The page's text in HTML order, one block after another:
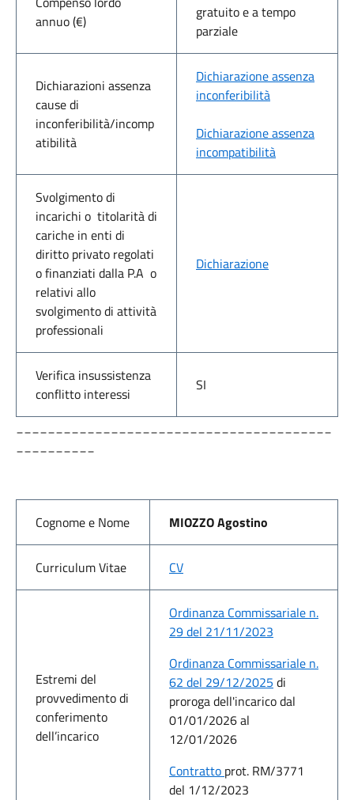
annuo (€)
gratuito e a tempo
parziale
Dichiarazioni assenza
cause di
inconferibilità/incomp
atibilità
Dichiarazione assenza
inconferibilità
Dichiarazione assenza
incompatibilità
Svolgimento di
incarichi o titolarità di
cariche in enti di
diritto privato regolati
o finanziati dalla P.A o
relativi allo
svolgimento di attività
professionali
Dichiarazione
Verifica insussistenza
conflitto interessi
SI
Cognome e Nome MIOZZO Agostino
Curriculum Vitae CV
Estremi del
provvedimento di
conferimento
dell’incarico
Ordinanza Commissariale n.
29 del 21/11/2023
Ordinanza Commissariale n.
62 del 29/12/2025 di
proroga dell'incarico dal
01/01/2026 al
12/01/2026
Contratto prot. RM/3771
del 1/12/2023